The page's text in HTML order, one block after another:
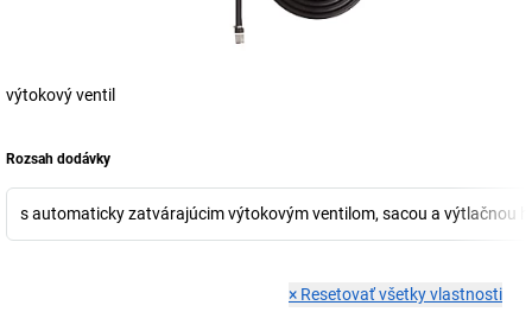
výtokový ventil
Rozsah dodávky
s automaticky zatvárajúcim výtokovým ventilom, sacou a výtlačnou
× Resetovať všetky vlastnosti